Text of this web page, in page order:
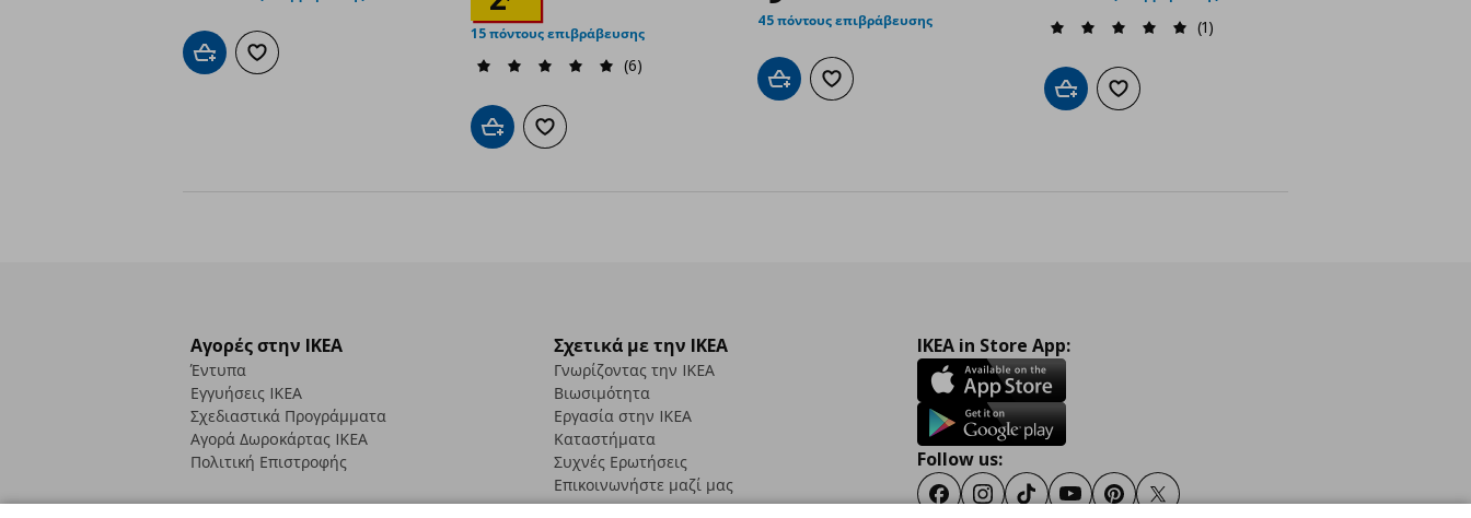
Προσθήκη στο καλάθι
Προσθήκη στα αγαπημένα
15 πόντους επιβράβευσης
(6)
Προσθήκη στο καλάθι
Προσθήκη στα αγαπημένα
45 πόντους επιβράβευσης
Προσθήκη στο καλάθι
Προσθήκη στα αγαπημένα
(1)
Προσθήκη στο καλάθι
Προσθήκη στα αγαπημένα
Αγορές στην IKEA
Έντυπα
Εγγυήσεις IKEA
Σχεδιαστικά Προγράμματα
Αγορά Δωρoκάρτας IKEA
Πολιτική Επιστροφής
Σχετικά με την IKEA
Γνωρίζοντας την IKEA
Βιωσιμότητα
Εργασία στην IKEA
Καταστήματα
Συχνές Ερωτήσεις
Επικοινωνήστε μαζί μας
IKEA in Store App:
Follow us:
FacebookInstagram
TikTokYoutubePinterestTwitter